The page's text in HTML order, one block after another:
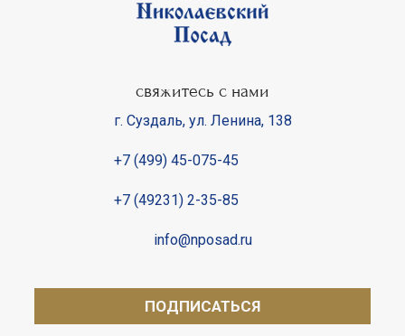
свяжитесь с нами
г. Суздаль, ул. Ленина, 138
+7 (499) 45-075-45
+7 (49231) 2-35-85
info@nposad.ru
ПОДПИСАТЬСЯ